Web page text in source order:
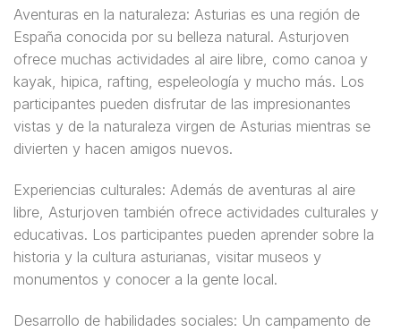
Aventuras en la naturaleza: Asturias es una región de
España conocida por su belleza natural. Asturjoven
ofrece muchas actividades al aire libre, como canoa y
kayak, hipica, rafting, espeleología y mucho más. Los
participantes pueden disfrutar de las impresionantes
vistas y de la naturaleza virgen de Asturias mientras se
divierten y hacen amigos nuevos.
Experiencias culturales: Además de aventuras al aire
libre, Asturjoven también ofrece actividades culturales y
educativas. Los participantes pueden aprender sobre la
historia y la cultura asturianas, visitar museos y
monumentos y conocer a la gente local.
Desarrollo de habilidades sociales: Un campamento de